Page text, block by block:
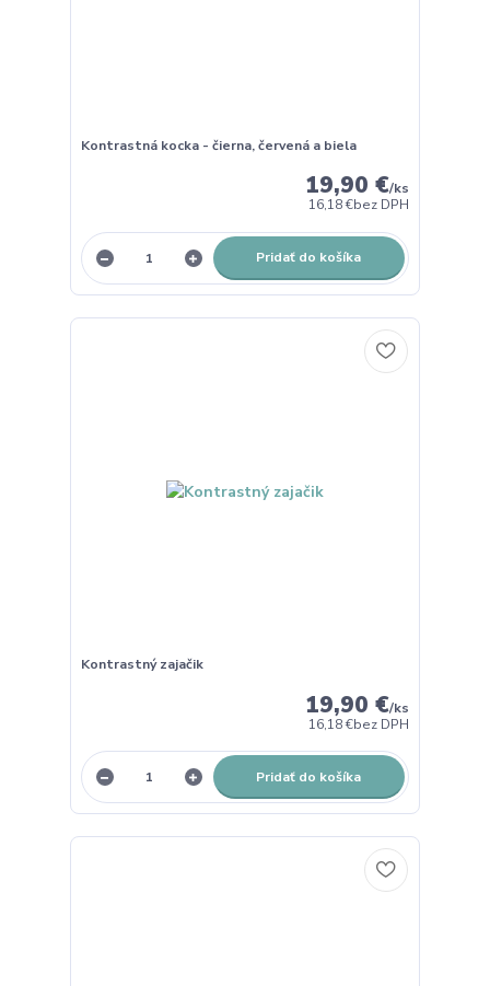
Kontrastná kocka - čierna, červená a biela
19,90 €/ks
16,18 €bez DPH
Pridať do košíka
Kontrastný zajačik
19,90 €/ks
16,18 €bez DPH
Pridať do košíka